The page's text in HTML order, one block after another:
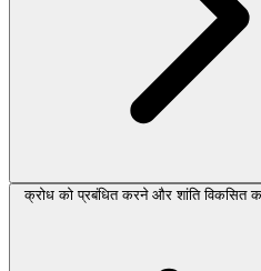
क्रोध को प्रबंधित करने और शांति विकसित